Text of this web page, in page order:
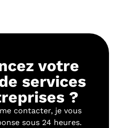
votre
services
?
contacter, je vous
sous 24 heures.